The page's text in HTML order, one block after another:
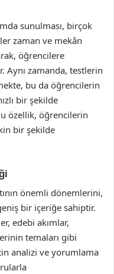
sunulması, birçok
zaman ve mekân
öğrencilere
Aynı zamanda, testlerin
bu da öğrencilerin
bir şekilde
özellik, öğrencilerin
bir şekilde
önemli dönemlerini,
bir içeriğe sahiptir.
edebi akımlar,
temaları gibi
analizi ve yorumlama